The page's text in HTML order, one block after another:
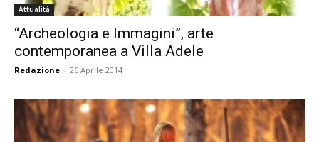
Attualità
“Archeologia e Immagini”, arte
contemporanea a Villa Adele
Redazione - 26 Aprile 2014